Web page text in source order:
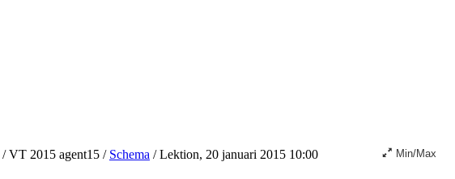
/VT 2015 agent15 / Schema /Lektion, 20 januari 2015 10:00 Min/Max